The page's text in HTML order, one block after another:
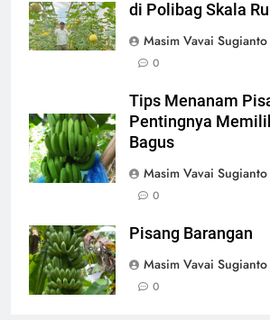
di Polibag Skala
Masim Vavai Sugianto
0
Tips Menanam
Pentingnya
Bagus
Masim Vavai Sugianto
0
Pisang Barangan
Masim Vavai Sugianto
0